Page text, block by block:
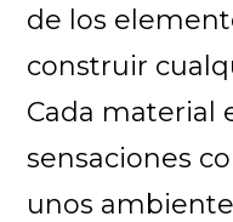
de los
construir
Cada material
sensaciones
unos